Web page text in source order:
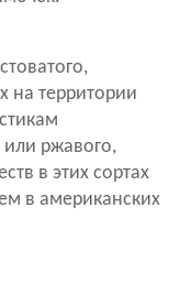
на территории
или ржавого,
в этих сортах
в американских